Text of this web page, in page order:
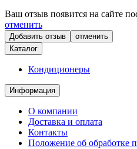
Ваш отзыв появится на сайте
отменить
отменить
Каталог
Кондиционеры
Информация
О компании
Доставка и оплата
Контакты
Положение об обработке